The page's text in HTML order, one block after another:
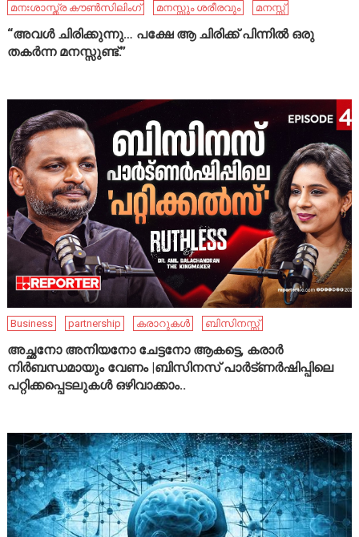
മനഃശാസ്ത്ര കൗൺസിലിംഗ്
മനസ്സും ശരീരവും മനസ്സ്
“അവൾ ചിരിക്കുന്നു… പക്ഷേ ആ ചിരിക്ക് പിന്നിൽ ഒരു
തകർന്ന മനസ്സുണ്ട്.”
Business partnership കരാറുകൾ ബിസിനസ്സ്
അച്ഛനോ അനിയനോ ചേട്ടനോ ആകട്ടെ, കരാർ
നിർബന്ധമായും വേണം |ബിസിനസ് പാർട്ണർഷിപ്പിലെ
പറ്റിക്കപ്പെടലുകൾ ഒഴിവാക്കാം..